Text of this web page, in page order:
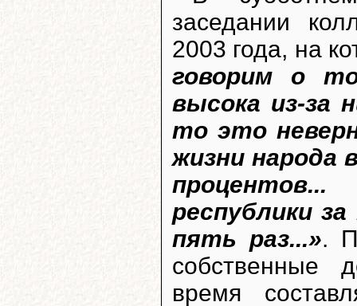
заседании
2003 года, на
говорим о
высока из-за
то это
жизни народа
республики
пять раз...».
собственные
время